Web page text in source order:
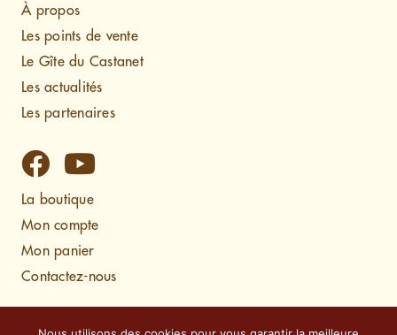
À propos
Les points de vente
Le Gîte du Castanet
Les actualités
Les partenaires
La boutique
Mon compte
Mon panier
Contactez-nous